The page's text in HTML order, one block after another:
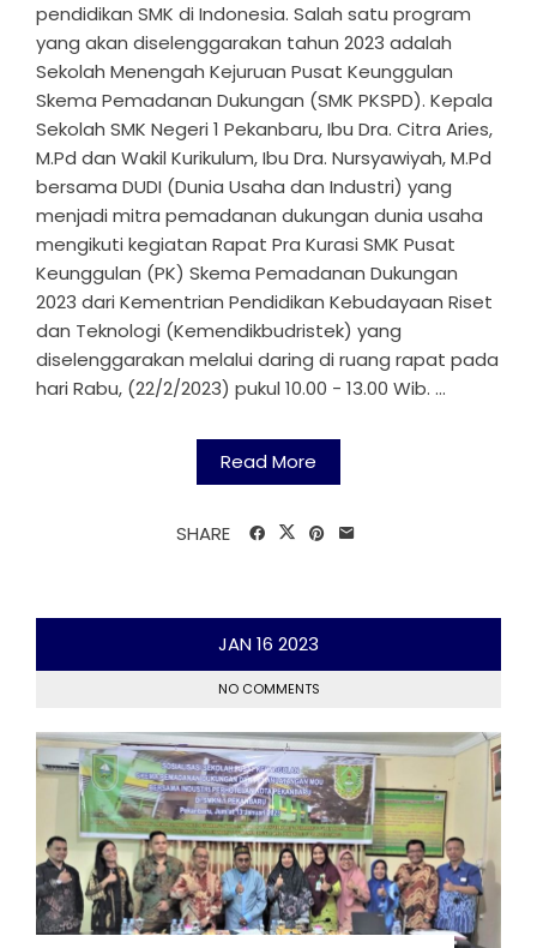
pendidikan SMK di Indonesia. Salah satu program
yang akan diselenggarakan tahun 2023 adalah
Sekolah Menengah Kejuruan Pusat Keunggulan
Skema Pemadanan Dukungan (SMK PKSPD). Kepala
Sekolah SMK Negeri 1 Pekanbaru, Ibu Dra. Citra Aries,
M.Pd dan Wakil Kurikulum, Ibu Dra. Nursyawiyah, M.Pd
bersama DUDI (Dunia Usaha dan Industri) yang
menjadi mitra pemadanan dukungan dunia usaha
mengikuti kegiatan Rapat Pra Kurasi SMK Pusat
Keunggulan (PK) Skema Pemadanan Dukungan
2023 dari Kementrian Pendidikan Kebudayaan Riset
dan Teknologi (Kemendikbudristek) yang
diselenggarakan melalui daring di ruang rapat pada
hari Rabu, (22/2/2023) pukul 10.00 - 13.00 Wib. ...
Read More
SHARE
JAN16 2023
NO COMMENTS